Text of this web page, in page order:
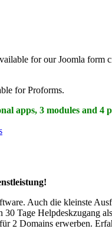
for our Joomla form
for Proforms.
apps, 3 modules and 4
Auch die kleinste
Tage Helpdeskzugang
2 Domains erwerben.